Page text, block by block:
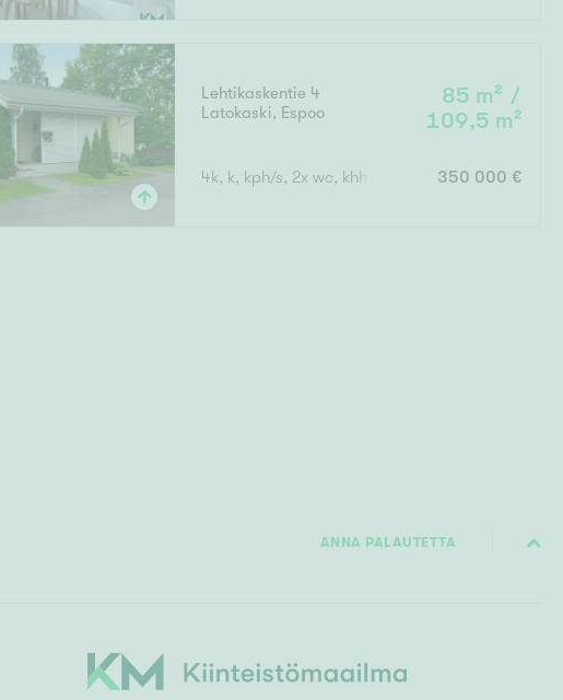
Lehtikaskentie 4
Latokaski, Espoo
85 m² /
109,5 m²
4k, k, kph/s, 2x wc, khh, var., parveke, terassi- ja
350 000 €
ANNA PALAUTETTA